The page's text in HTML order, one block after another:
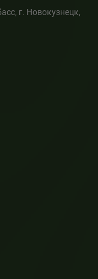
г. Новокузнецк,